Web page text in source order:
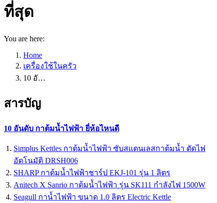
ที่สุด
You are here:
Home
เครื่องใช้ในครัว
10 อั…
สารบัญ
10 อันดับ กาต้มน้ำไฟฟ้า ยี่ห้อไหนดี
Simplus Kettles กาต้มน้ำไฟฟ้า ซับสแตนเลสกาต้มน้ำ ตัดไฟ
อัตโนมัติ DRSH006
SHARP กาต้มน้ำไฟฟ้าชาร์ป EKJ-101 รุ่น 1 ลิตร
Anitech X Sanrio กาต้มน้ำไฟฟ้า รุ่น SK111 กำลังไฟ 1500W
Seagull กาน้ำไฟฟ้า ขนาด 1.0 ลิตร Electric Kettle